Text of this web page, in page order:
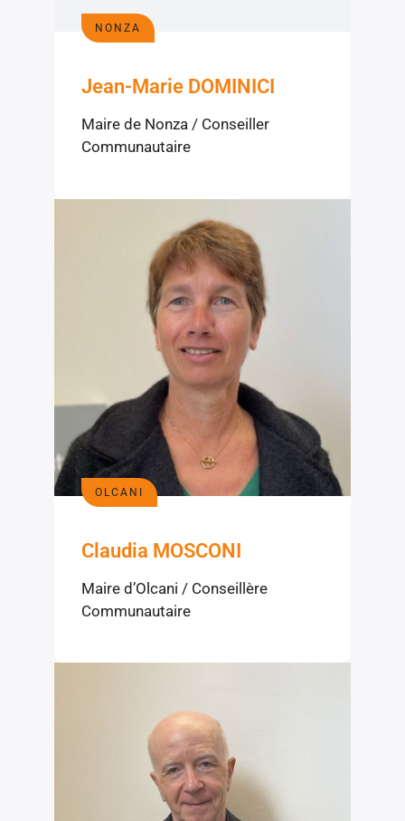
NONZA
Jean-Marie DOMINICI
Maire de Nonza / Conseiller
Communautaire
OLCANI
Claudia MOSCONI
Maire d’Olcani / Conseillère
Communautaire